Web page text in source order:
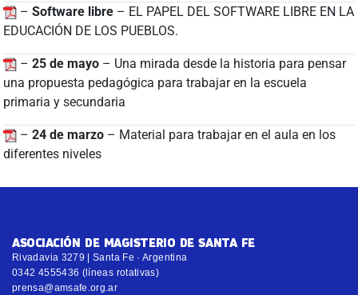
–Software libre – EL PAPEL DEL SOFTWARE LIBRE EN LA
EDUCACIÓN DE LOS PUEBLOS.
–25 de mayo – Una mirada desde la historia para pensar
una propuesta pedagógica para trabajar en la escuela
primaria y secundaria
–24 de marzo – Material para trabajar en el aula en los
diferentes niveles
ASOCIACIÓN DE MAGISTERIO DE SANTA FE
Rivadavia 3279 | Santa Fe · Argentina
0342 4555436 (líneas rotativas)
prensa@amsafe.org.ar